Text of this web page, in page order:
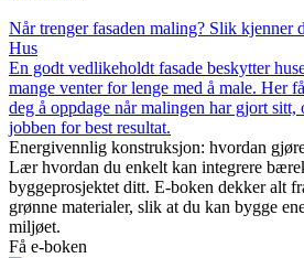
Når trenger fasaden maling? Slik kjenner
Hus
En godt vedlikeholdt fasade beskytter
mange venter for lenge med å male. Her
deg å oppdage når malingen har gjort
jobben for best resultat.
Energivennlig konstruksjon: hvordan
Lær hvordan du enkelt kan integrere
byggeprosjektet ditt. E-boken dekker alt
grønne materialer, slik at du kan bygge
miljøet.
Få e-boken